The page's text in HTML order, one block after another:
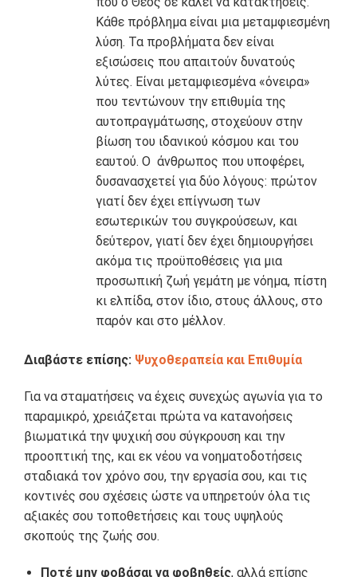
Κάθε πρόβλημα είναι μια μεταμφιεσμένη
λύση. Τα προβλήματα δεν είναι
εξισώσεις που απαιτούν δυνατούς
λύτες. Είναι μεταμφιεσμένα «όνειρα»
που τεντώνουν την επιθυμία της
αυτοπραγμάτωσης, στοχεύουν στην
βίωση του ιδανικού κόσμου και του
εαυτού. Ο άνθρωπος που υποφέρει,
δυσανασχετεί για δύο λόγους: πρώτον
γιατί δεν έχει επίγνωση των
εσωτερικών του συγκρούσεων, και
δεύτερον, γιατί δεν έχει δημιουργήσει
ακόμα τις προϋποθέσεις για μια
προσωπική ζωή γεμάτη με νόημα, πίστη
κι ελπίδα, στον ίδιο, στους άλλους, στο
παρόν και στο μέλλον.
Διαβάστε επίσης: Ψυχοθεραπεία και Επιθυμία
Για να σταματήσεις να έχεις συνεχώς αγωνία για το
παραμικρό, χρειάζεται πρώτα να κατανοήσεις
βιωματικά την ψυχική σου σύγκρουση και την
προοπτική της, και εκ νέου να νοηματοδοτήσεις
σταδιακά τον χρόνο σου, την εργασία σου, και τις
κοντινές σου σχέσεις ώστε να υπηρετούν όλα τις
αξιακές σου τοποθετήσεις και τους υψηλούς
σκοπούς της ζωής σου.
Ποτέ μην φοβάσαι να φοβηθείς, αλλά επίσης